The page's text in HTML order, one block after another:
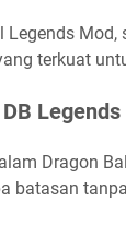
Legends
terkuat
Legends
Dragon
batasan